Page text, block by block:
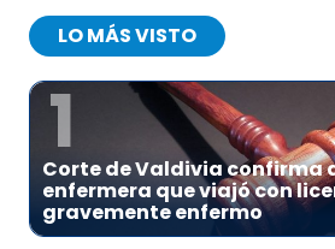
LO MÁS VISTO
1
Corte de Valdivia confirma
enfermera que viajó con
gravemente enfermo